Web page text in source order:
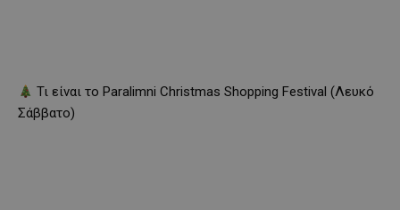
Τι είναι το Paralimni Christmas Shopping Festival (Λευκό
Σάββατο)